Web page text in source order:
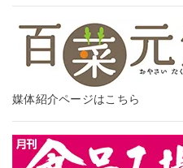
媒体紹介ページはこちら